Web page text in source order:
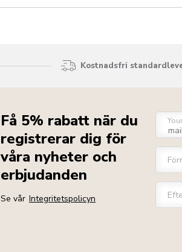
Kostnadsfri
Få 5% rabatt när du
registrerar dig för
våra nyheter och
erbjudanden
Se vår Integritetspolicyn